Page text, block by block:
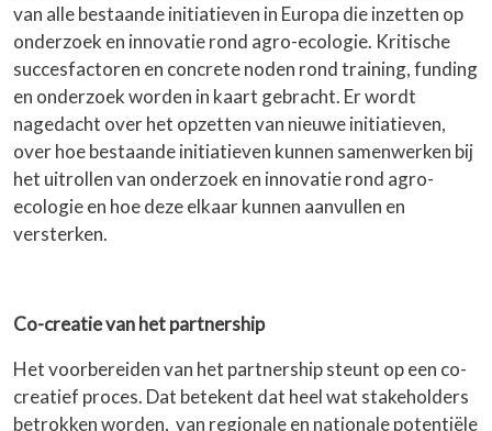
van alle bestaande initiatieven in Europa die inzetten op
onderzoek en innovatie rond agro-ecologie. Kritische
succesfactoren en concrete noden rond training, funding
en onderzoek worden in kaart gebracht. Er wordt
nagedacht over het opzetten van nieuwe initiatieven,
over hoe bestaande initiatieven kunnen samenwerken bij
het uitrollen van onderzoek en innovatie rond agro-
ecologie en hoe deze elkaar kunnen aanvullen en
versterken.
Co-creatie van het partnership
Het voorbereiden van het partnership steunt op een co-
creatief proces. Dat betekent dat heel wat stakeholders
betrokken worden, van regionale en nationale potentiële